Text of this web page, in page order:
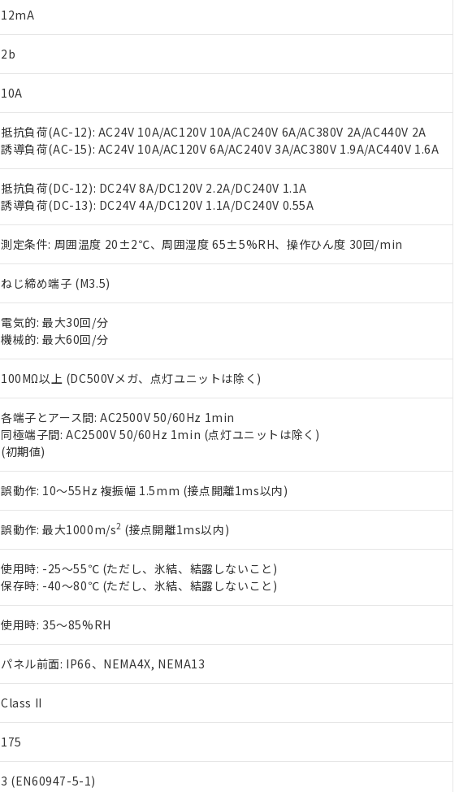
12mA
2b
10A
抵抗負荷(AC-12): AC24V 10A/AC120V 10A/AC240V 6A/AC380V 2A/AC440V 2A
誘導負荷(AC-15): AC24V 10A/AC120V 6A/AC240V 3A/AC380V 1.9A/AC440V 1.6A
抵抗負荷(DC-12): DC24V 8A/DC120V 2.2A/DC240V 1.1A
誘導負荷(DC-13): DC24V 4A/DC120V 1.1A/DC240V 0.55A
測定条件: 周囲温度 20±2℃、周囲湿度 65±5%RH、操作ひん度 30回/min
ねじ締め端子 (M3.5)
電気的: 最大30回/分
機械的: 最大60回/分
100MΩ以上 (DC500Vメガ、点灯ユニットは除く)
各端子とアース間: AC2500V 50/60Hz 1min
同極端子間: AC2500V 50/60Hz 1min (点灯ユニットは除く)
(初期値)
誤動作: 10～55Hz 複振幅 1.5mm (接点開離1ms以内)
誤動作: 最大1000m/s2 (接点開離1ms以内)
使用時: -25～55℃ (ただし、氷結、結露しないこと)
保存時: -40～80℃ (ただし、氷結、結露しないこと)
使用時: 35～85%RH
パネル前面: IP66、NEMA4X, NEMA13
Class II
175
3 (EN60947-5-1)
い。
正式な納期状況および標準価格はお客様のお取引先、またはお客様担当のオム
当社販売員にご相談ください。
オムロン制御機器販売店や当社販売拠点は「販売ネットワーク
」をご確認く
在庫状況および標準価格結果を当社の事前の承諾なく第三者に漏洩または開示
す。
マイパーツ機能（部品リスト作成サービス）をご利用いただくには、I-Webメン
お客様が当ウェブサイト上で当社にご登録された部品リストについて、当社お
が、当社の製品・サービスに関するお客様との取引・商談に必要な範囲で利用
さい。
※当社の共同利用者とは、"個人情報の共同利用に関して"
の「1.共同利用者
いる法人を指します。
但し、RoHS指令で産業用監視および制御機器に対する適用除外項目は除く。
※2 対応予定月
部品在庫の切り替え状況などにより、予定月が前後することがあります。
※3 非含有証明書ダウンロード
下記の非含有証明書をダウンロードすることができます。
EU RoHS指令（10物質）の非含有証明書
51物質の非含有証明書（当社基準）
※本証明書は発行日時点で非含有を証明するもので、過去に遡って非含有を証明する
また、RoHS指令のフタル酸エステル類４物質の対応では、対応完了までの期間は
混在することから備考欄に対応日を記載しておりました。
り割愛しております。
「○」：最大均質材料含有率が中国RoHSの基準値以下であることを示します。
「×」：最大均質材料含有率が中国RoHSの基準値を超えていることを示します。
*中国RoHS10物質の基準値 (GB/T26572)：
Pb(鉛) :1000ppm、 Hg(水銀) : 1000ppm、 Cd(カドミウム) : 100ppm、
Cr(Ⅵ)(六価クロム) : 1000ppm、 PBBs(ポリ臭化ビフェニル類) : 1000ppm、 PBDEs(ポリ臭化ジフェニルエー
DBP(フタル酸ジブチル) : 1000ppm、 DIBP(フタル酸ジイソブチル) : 1000ppm、 BBP(フタル酸ブチルベンジ
DEHP(フタル酸ビス(2-エチルヘキシル)) : 1000ppm
※2 環境保護使用期限
「ｅ」：有害物質（10物質）のすべてが基準値以下であることを示します。
「10」：通常の使用状況下において有害物質が外部に漏えいし、環境に深刻な影響を
味します。
当社は、これら貴社製品のうち、外国為替および外国貿易法に定める商品（以
当社は貴社製品を、核兵器、ミサイル、化学兵器、生物兵器またはその他武器
置等に一切使用いたしません。
当社は、貴社製品を第三者に販売する場合は、上記1、2および3の内容を当該第
また当社は、販売先および販売に係わる関係者が違法に輸出するおそれがある
たしません。
号
○ 一定数以上の在庫あり
△ 一定数には満たないが在庫あり
－
在庫なし(最新の在庫状況については、お客様のお取引先、またはお客様担
機器販売店・当社販売員にご確認ください)
空
白
受注生産機種、また在庫状況の情報を公開していない機種